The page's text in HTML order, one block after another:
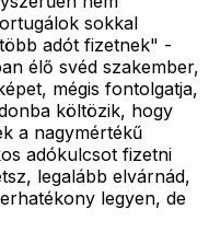
sokkal
adót fizetnek" -
élő svéd szakember,
mégis fontolgatja,
költözik, hogy
a nagymértékű
adókulcsot fizetni
legalább elvárnád,
legyen, de